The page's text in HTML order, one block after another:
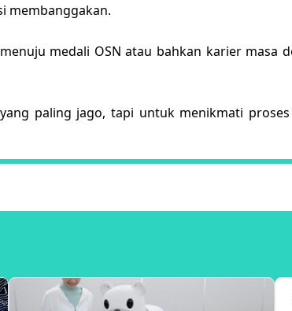
membanggakan.
medali OSN atau bahkan karier masa
paling jago, tapi untuk menikmati